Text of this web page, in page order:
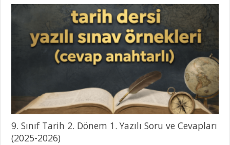
9. Sınıf Tarih 2. Dönem 1. Yazılı Soru ve Cevapları
(2025-2026)